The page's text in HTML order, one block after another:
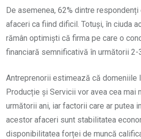
De asemenea, 62% dintre
afaceri ca fiind dificil. Totuși, în ciuda
rămân optimiști că firma pe care o
financiară semnificativă în următorii 2-
Antreprenorii estimează că domeniile
Producție și Servicii vor avea cea mai
următorii ani, iar factorii care ar putea
acestor afaceri sunt stabilitatea
disponibilitatea forței de muncă